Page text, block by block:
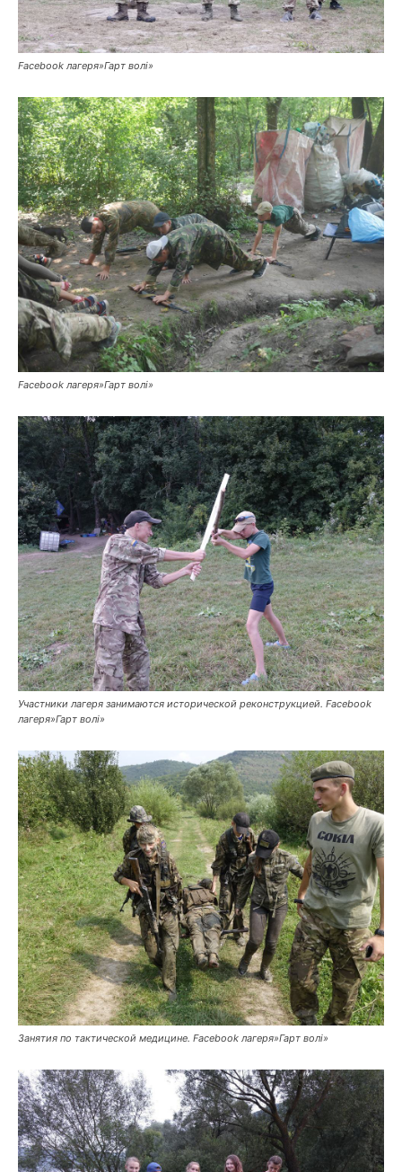
Facebook лагеря»Гарт волі»
Facebook лагеря»Гарт волі»
Участники лагеря занимаются исторической реконструкцией. Facebook
лагеря»Гарт волі»
Занятия по тактической медицине. Facebook лагеря»Гарт волі»